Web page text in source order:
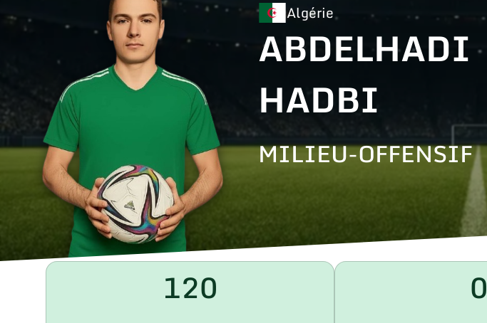
Algérie
ABDELHADI
HADBI
MILIEU-OFFENSIF
120 0